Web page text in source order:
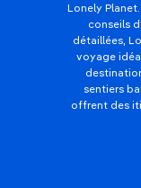
Lonely
conseils
détaillées,
voyage
sentiers
offrent des